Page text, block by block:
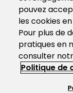
pouvez
les cookies
Pour plus de
pratiques en
consulter
Politique de